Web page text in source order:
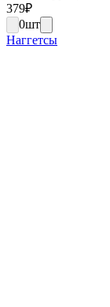
379₽
0шт
Наггетсы